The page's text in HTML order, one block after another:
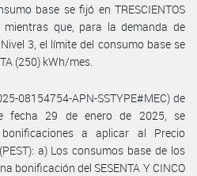
base se fijó en TRESCIENTOS
mientras que, para la demanda de
3, el límite del consumo base se
(250) kWh/mes.
08154754-APN-SSTYPE#MEC) de
fecha 29 de enero de 2025, se
a aplicar al Precio
a) Los consumos base de los
bonificación del SESENTA Y CINCO